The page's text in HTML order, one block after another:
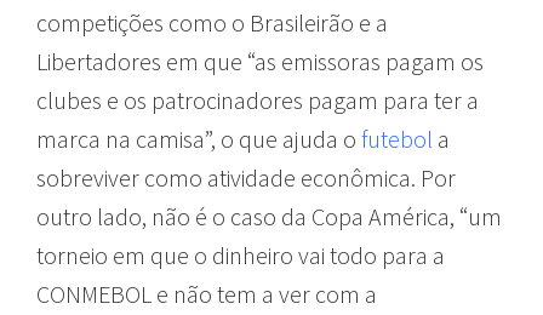
competições como o Brasileirão e a
Libertadores em que “as emissoras pagam os
clubes e os patrocinadores pagam para ter a
marca na camisa”, o que ajuda o futebol a
sobreviver como atividade econômica. Por
outro lado, não é o caso da Copa América, “um
torneio em que o dinheiro vai todo para a
CONMEBOL e não tem a ver com a